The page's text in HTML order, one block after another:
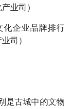
业司）
化企业品牌排行
司）
是古城中的文物